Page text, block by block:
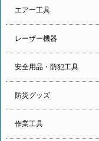
エアー工具
レーザー機器
安全用品・防犯工具
防災グッズ
作業工具